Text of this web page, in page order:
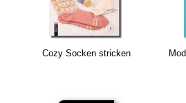
Cozy Socken stricken